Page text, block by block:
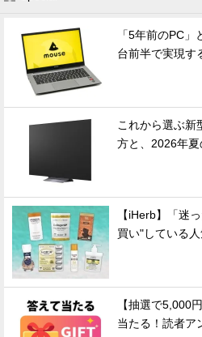
「5年前のPC
台前半で実現す
これから選ぶ新
方と、2026年
【iHerb】「迷
買い"している
【抽選で5,000
当たる！読者ア